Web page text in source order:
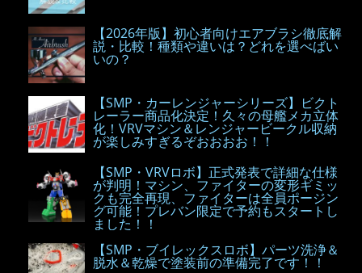
【2026年版】初心者向けエアブラシ徹底解
説・比較！種類や違いは？どれを選べばい
いの？
【SMP・カーレンジャーシリーズ】ビクト
レーラー商品化決定！久々の母艦メカ立体
化！VRVマシン＆レンジャービークル収納
が楽しみすぎるぞおおおお！！
【SMP・VRVロボ】正式発表で詳細な仕様
が判明！マシン、ファイターの変形ギミッ
クも完全再現、ファイターは全員ポージン
グ可能！プレバン限定で予約もスタートし
ました！！
【SMP・ブイレックスロボ】パーツ洗浄＆
脱水＆乾燥で塗装前の準備完了です！！